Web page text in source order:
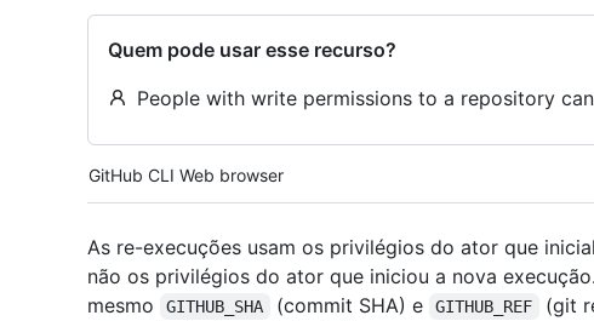
Quem pode usar esse recurso?
People with write permissions to a repository
Tool navigation
GitHub CLI Web browser
As re-execuções usam os privilégios do ator que
não os privilégios do ator que iniciou a nova
mesmo
GITHUB_SHA (commit SHA) e GITHUB_REF
(git